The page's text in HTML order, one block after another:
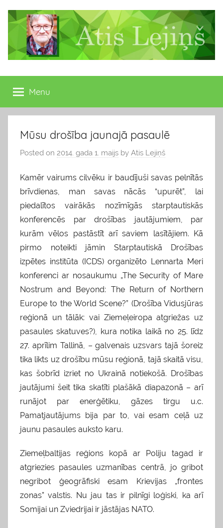
content
Atis
Lejiņš
13.
Saeimas
deputāts
Menu
Mūsu drošība jaunajā pasaulē
Posted on 2014. gada 1. maijs by Atis Lejiņš
Kamēr vairums cilvēku ir baudījuši savas pelnītās
brīvdienas, man savas nācās “upurēt”, lai
piedalītos vairākās nozīmīgās starptautiskās
konferencēs par drošības jautājumiem, par
kurām vēlos pastāstīt arī saviem lasītājiem.
Kā
pirmo noteikti jāmin Starptautiskā Drošības
izpētes institūta (ICDS) organizēto Lennarta Meri
konferenci ar nosaukumu „The Security of Mare
Nostrum and Beyond: The Return of Northern
Europe to the World Scene?” (Drošība Vidusjūras
reģionā un tālāk: vai Ziemeļeiropa atgriežas uz
pasaules skatuves?), kura notika laikā no 25. līdz
27. aprīlim Tallinā, – galvenais uzsvars tajā šoreiz
tika likts uz drošību mūsu reģionā, tajā skaitā visu,
kas šobrīd izriet no Ukrainā notiekošā. Drošības
jautājumi šeit tika skatīti plašākā diapazonā – arī
runājot par enerģētiku, gāzes tirgu u.c.
Pamatjautājums bija par to, vai esam ceļā uz
jaunu pasaules auksto karu.
Ziemeļbaltijas reģions kopā ar Poliju tagad ir
atgriezies pasaules uzmanības centrā, jo gribot
negribot ģeogrāfiski esam Krievijas „frontes
zonas” valstis. Nu jau tas ir pilnīgi loģiski, ka arī
Somijai un Zviedrijai ir jāstājas NATO.